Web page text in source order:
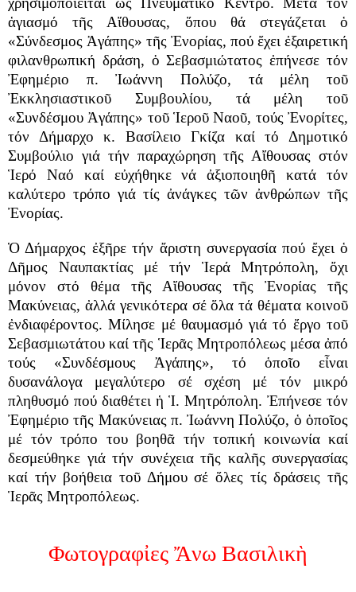
ἁγιασμό τῆς Αἴθουσας, ὅπου θά στεγάζεται ὁ
«Σύνδεσμος Ἀγάπης» τῆς Ἐνορίας, πού ἔχει ἐξαιρετική
φιλανθρωπική δράση, ὁ Σεβασμιώτατος ἐπήνεσε τόν
Ἐφημέριο π. Ἰωάννη Πολύζο, τά μέλη τοῦ
Ἐκκλησιαστικοῦ Συμβουλίου, τά μέλη τοῦ
«Συνδέσμου Ἀγάπης» τοῦ Ἱεροῦ Ναοῦ, τούς Ἐνορίτες,
τόν Δήμαρχο κ. Βασίλειο Γκίζα καί τό Δημοτικό
Συμβούλιο γιά τήν παραχώρηση τῆς Αἴθουσας στόν
Ἱερό Ναό καί εὐχήθηκε νά ἀξιοποιηθῆ κατά τόν
καλύτερο τρόπο γιά τίς ἀνάγκες τῶν ἀνθρώπων τῆς
Ἐνορίας.
Ὁ Δήμαρχος ἐξῆρε τήν ἄριστη συνεργασία πού ἔχει ὁ
Δῆμος Ναυπακτίας μέ τήν Ἱερά Μητρόπολη, ὄχι
μόνον στό θέμα τῆς Αἴθουσας τῆς Ἐνορίας τῆς
Μακύνειας, ἀλλά γενικότερα σέ ὅλα τά θέματα κοινοῦ
ἐνδιαφέροντος. Μίλησε μέ θαυμασμό γιά τό ἔργο τοῦ
Σεβασμιωτάτου καί τῆς Ἱερᾶς Μητροπόλεως μέσα ἀπό
τούς «Συνδέσμους Ἀγάπης», τό ὁποῖο εἶναι
δυσανάλογα μεγαλύτερο σέ σχέση μέ τόν μικρό
πληθυσμό πού διαθέτει ἡ Ἱ. Μητρόπολη. Ἐπήνεσε τόν
Ἐφημέριο τῆς Μακύνειας π. Ἰωάννη Πολύζο, ὁ ὁποῖος
μέ τόν τρόπο του βοηθᾶ τήν τοπική κοινωνία καί
δεσμεύθηκε γιά τήν συνέχεια τῆς καλῆς συνεργασίας
καί τήν βοήθεια τοῦ Δήμου σέ ὅλες τίς δράσεις τῆς
Ἱερᾶς Μητροπόλεως.
Φωτογραφἰες Ἄνω Βασιλικὴ